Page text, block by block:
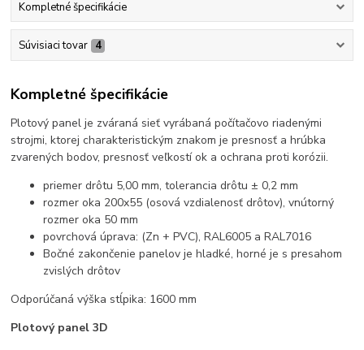
Kompletné špecifikácie
Súvisiaci tovar 4
Kompletné špecifikácie
Plotový panel je zváraná sieť vyrábaná počítačovo riadenými
strojmi, ktorej charakteristickým znakom je presnosť a hrúbka
zvarených bodov, presnosť veľkostí ok a ochrana proti korózii.
priemer drôtu 5,00 mm, tolerancia drôtu ± 0,2 mm
rozmer oka 200x55 (osová vzdialenosť drôtov), vnútorný
rozmer oka 50 mm
povrchová úprava: (Zn + PVC),RAL6005 a RAL7016
Bočné zakončenie panelov je hladké, horné je s presahom
zvislých drôtov
Odporúčaná výška stĺpika: 1600 mm
Plotový panel 3D